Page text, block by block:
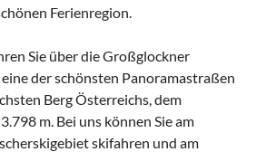
Ferienregion.
Sie über die Großglockner
der schönsten Panoramastraßen
Berg Österreichs, dem
m. Bei uns können Sie am
skifahren und am